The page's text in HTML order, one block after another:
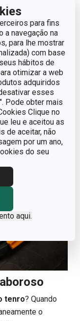
para fins
a navegação na
para lhe mostrar
com base
hábitos de
otimizar a web
adquiridos
esses
Pode obter mais
Clique no
leu e aceitou as
de aceitar, não
por um ano,
do seu
aqui.
de aço para
e fogões
na loja online
produto
tenro? Quando
o